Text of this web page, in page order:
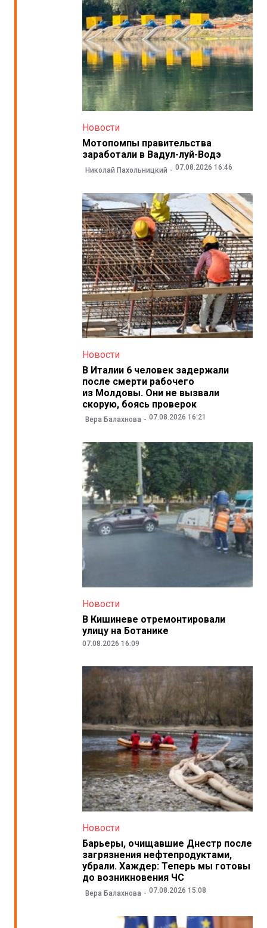
Новости
Мотопомпы правительства
заработали в Вадул-луй-Водэ
Николай Пахольницкий 07.08.2026 16:46
Новости
В Италии 6 человек задержали
после смерти рабочего
из Молдовы. Они не вызвали
скорую, боясь проверок
Вера Балахнова 07.08.2026 16:21
Новости
В Кишиневе отремонтировали
улицу на Ботанике
07.08.2026 16:09
Новости
Барьеры, очищавшие Днестр после
загрязнения нефтепродуктами,
убрали. Хаждер: Теперь мы готовы
до возникновения ЧС
Вера Балахнова 07.08.2026 15:08